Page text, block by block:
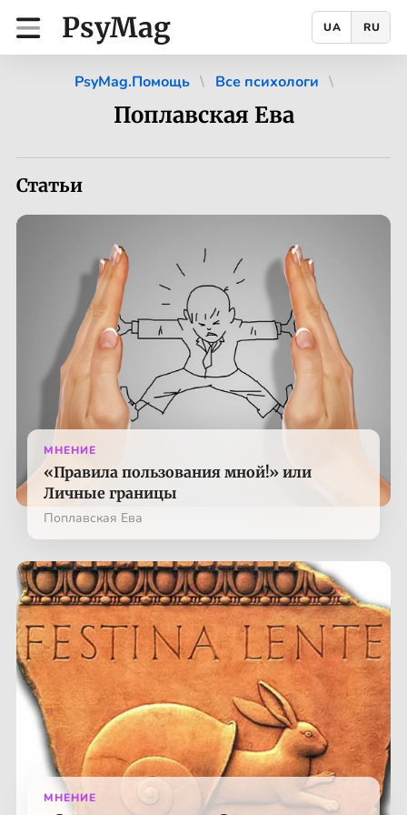
PsyMag UA RU
PsyMag.Помощь Все психологи
Поплавская Ева
Статьи
МНЕНИЕ
«Правила пользования мной!» или
Личные границы
Поплавская Ева
МНЕНИЕ